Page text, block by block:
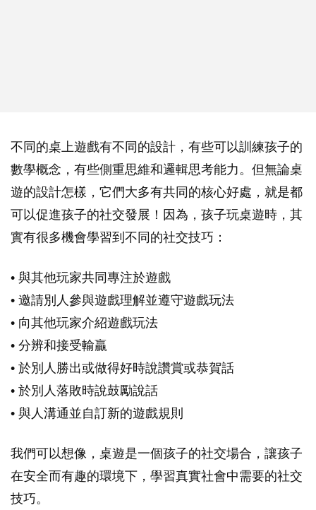
不同的桌上遊戲有不同的設計，有些可以訓練孩子的
數學概念，有些側重思維和邏輯思考能力。但無論桌
遊的設計怎樣，它們大多有共同的核心好處，就是都
可以促進孩子的社交發展！因為，孩子玩桌遊時，其
實有很多機會學習到不同的社交技巧：
• 與其他玩家共同專注於遊戲
• 邀請別人參與遊戲理解並遵守遊戲玩法
• 向其他玩家介紹遊戲玩法
• 分辨和接受輸贏
• 於別人勝出或做得好時說讚賞或恭賀話
• 於別人落敗時說鼓勵說話
• 與人溝通並自訂新的遊戲規則
我們可以想像，桌遊是一個孩子的社交場合，讓孩子
在安全而有趣的環境下，學習真實社會中需要的社交
技巧。